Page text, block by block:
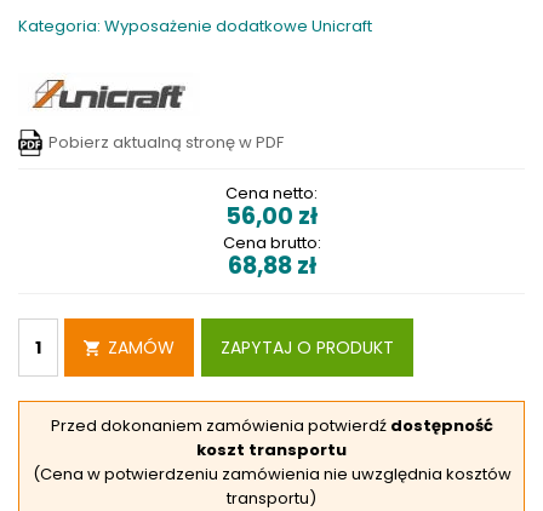
Kategoria: Wyposażenie dodatkowe Unicraft
Pobierz aktualną stronę w PDF
Cena netto:
56,00 zł
Cena brutto:
68,88zł
ZAMÓW ZAPYTAJ O PRODUKT
Przed dokonaniem zamówienia potwierdź dostępność
koszt transportu
(Cena w potwierdzeniu zamówienia nie uwzględnia kosztów
transportu)